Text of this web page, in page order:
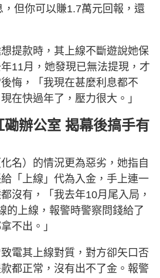
但你可以賺1.7萬元回報，還
提款時，其上線不斷遊說她保
11月，她發現已無法提現，才
悔，「我現在甚麼利息都不
在快過年了，壓力很大。」
磡辦公室 揭幕後搞手有
名）的情況更為惡劣，她指自
「上線」代為入金，手上連一
沒有，「我去年10月尾入局，
的上線，報警時警察問錢給了
不出。」
電其上線對質，對方卻矢口否
都正常，沒有出不了金。報警